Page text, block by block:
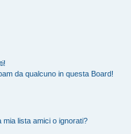
da qualcuno in questa Board!
lista amici o ignorati?